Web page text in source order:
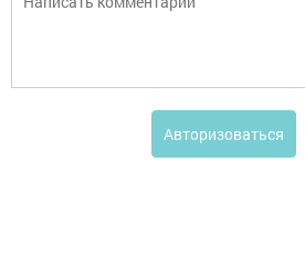
Авторизоваться